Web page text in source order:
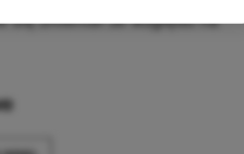
się zmieniał ze względu na